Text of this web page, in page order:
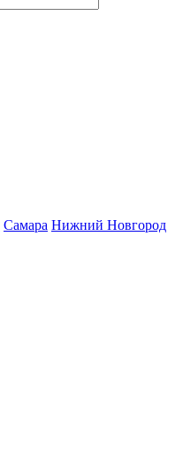
Самара Нижний Новгород